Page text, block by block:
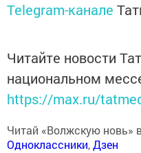
Telegram-канале
Читайте новости
национальном
https://max.ru/
Читай «Волжскую новь»
Одноклассники,Дзен